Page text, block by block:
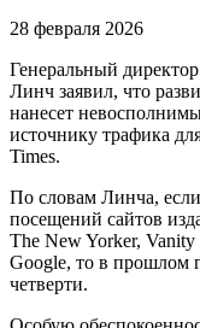
28 февраля 2026
Генеральный
Линч заявил, что
нанесет
источнику трафика
Times.
По словам Линча,
посещений сайтов
The New Yorker,
Google, то в прошлом
четверти.